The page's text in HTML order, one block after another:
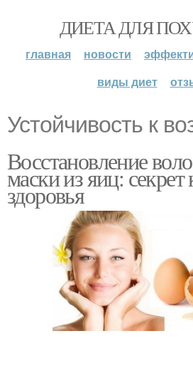
ДИЕТА ДЛЯ
главная новости
виды диет
Устойчивость к
Восстановление
маски из яиц:
здоровья